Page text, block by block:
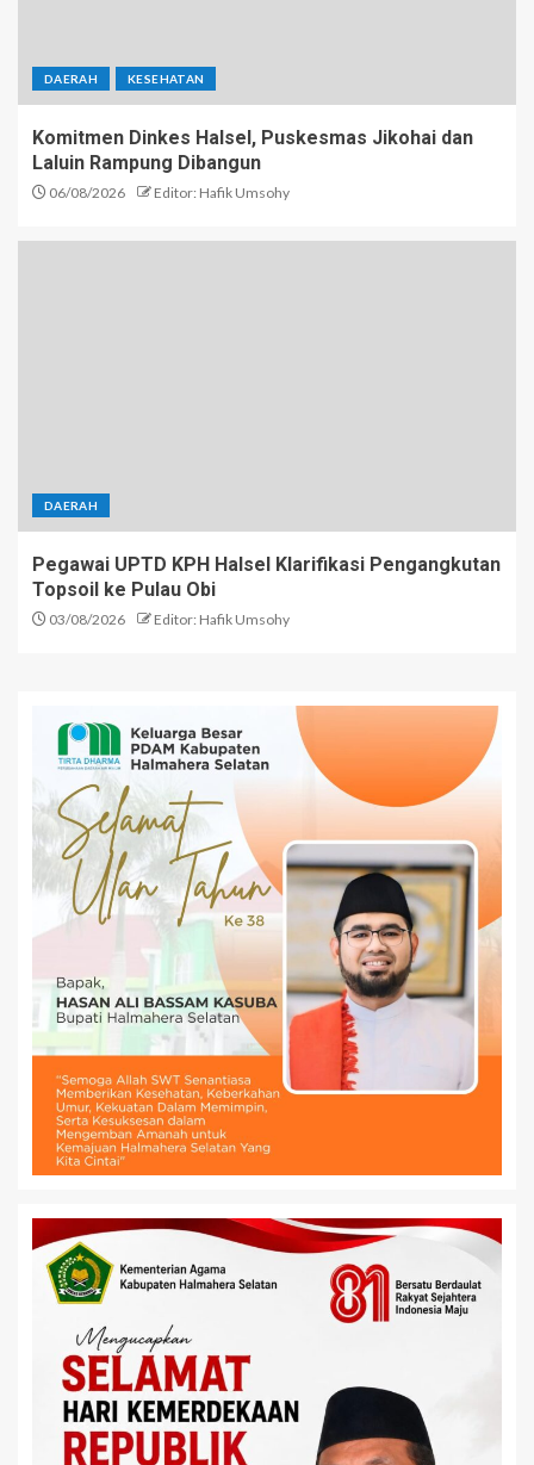
DAERAH KESEHATAN
Komitmen Dinkes Halsel, Puskesmas Jikohai dan
Laluin Rampung Dibangun
06/08/2026 Editor: Hafik Umsohy
DAERAH
Pegawai UPTD KPH Halsel Klarifikasi Pengangkutan
Topsoil ke Pulau Obi
03/08/2026 Editor: Hafik Umsohy